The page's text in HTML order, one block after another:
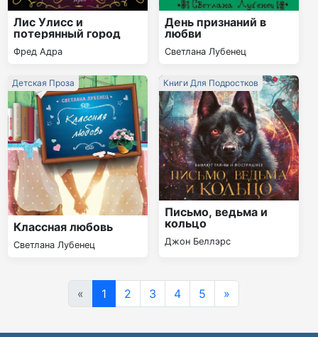
Лис Улисс и
потерянный город
Фред Адра
День признаний в
любви
Светлана Лубенец
Классная любовь
Светлана Лубенец
Детская Проза
Письмо, ведьма и
кольцо
Джон Беллэрс
Книги Для Подростков
« 1 2 3 4 5 »